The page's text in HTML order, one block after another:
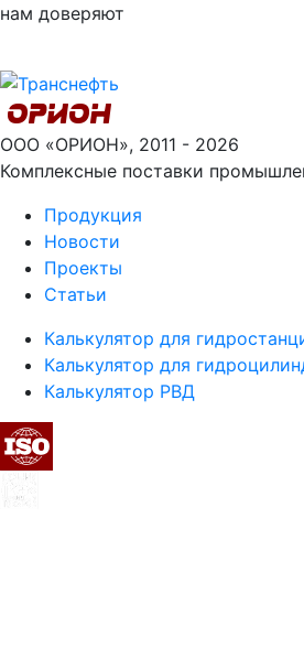
нам доверяют
ООО «ОРИОН», 2011 - 2026
Комплексные поставки
Продукция
Новости
Проекты
Статьи
Калькулятор для
Калькулятор для
Калькулятор РВД